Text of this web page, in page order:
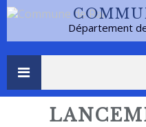
Département